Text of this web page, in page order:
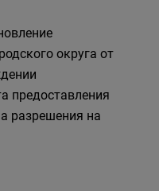
округа от
предоставления
разрешения на